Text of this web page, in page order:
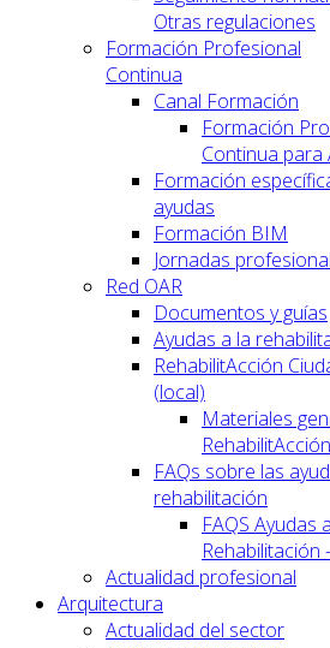
Otras regulaciones
Formación Profesional
Continua
Canal Formación
Formación
Continua
Formación
ayudas
Formación BIM
Jornadas
Red OAR
Documentos y guías
Ayudas a la
RehabilitAcción
(local)
Materiales
RehabilitAcción
FAQs sobre las
rehabilitación
FAQS Ayudas
Rehabilitación
Actualidad profesional
Arquitectura
Actualidad del sector